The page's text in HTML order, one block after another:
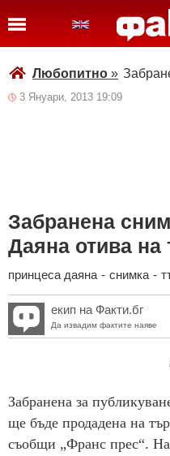
Любопитно »
3 Януари, 2013 19:09
Забранена
Даяна отива на
принцеса даяна - снимка -
екип на Факти.бг
Да извадим фактите наяве
Забранена за
ще бъде продадена на
съобщи „Франс прес“.